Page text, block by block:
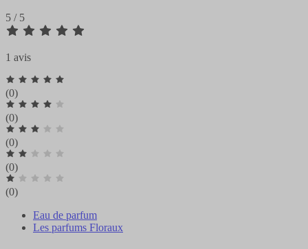
5 / 5
1 avis
(0)
(0)
(0)
(0)
(0)
Eau de parfum
Les parfums Floraux